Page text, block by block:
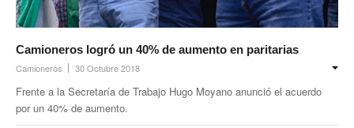
Camioneros logró un 40% de aumento en paritarias
Camioneros 30 Octubre 2018
Frente a la Secretaría de Trabajo Hugo Moyano anunció el acuerdo
por un 40% de aumento.